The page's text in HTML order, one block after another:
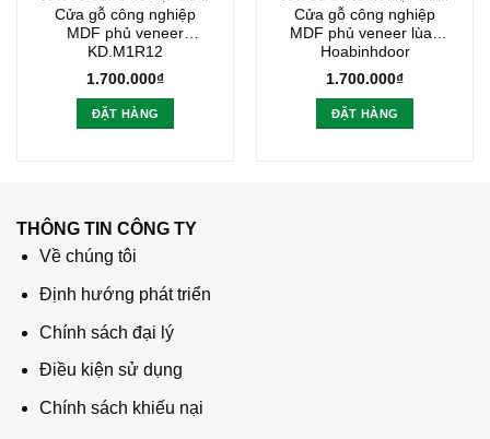
Cửa gỗ công nghiệp
MDF phủ veneer
KD.M1R12
1.700.000₫
ĐẶT HÀNG
Cửa gỗ công nghiệp
MDF phủ veneer lùa |
Hoabinhdoor
1.700.000₫
ĐẶT HÀNG
THÔNG TIN CÔNG TY
Về chúng tôi
Định hướng phát triển
Chính sách đại lý
Điều kiện sử dụng
Chính sách khiếu nại